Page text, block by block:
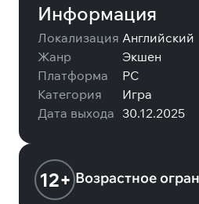
Информация
Локализация Английский
Жанр
Экшен
Платформа
PC
Категория
Игра
Дата выхода 30.12.2025
12+ Возрастное